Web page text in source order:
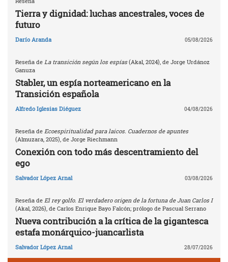
Tierra y dignidad: luchas ancestrales, voces de
futuro
Darío Aranda 05/08/2026
Reseña de La transición según los espías (Akal, 2024), de Jorge Urdánoz
Ganuza
Stabler, un espía norteamericano en la
Transición española
Alfredo Iglesias Diéguez 04/08/2026
Reseña de Ecoespiritualidad para laicos. Cuadernos de apuntes
(Almuzara, 2025), de Jorge Riechmann
Conexión con todo más descentramiento del
ego
Salvador López Arnal 03/08/2026
Reseña de El rey golfo. El verdadero origen de la fortuna de Juan Carlos I
(Akal, 2026), de Carlos Enrique Bayo Falcón; prólogo de Pascual Serrano
Nueva contribución a la crítica de la gigantesca
estafa monárquico-juancarlista
Salvador López Arnal 28/07/2026